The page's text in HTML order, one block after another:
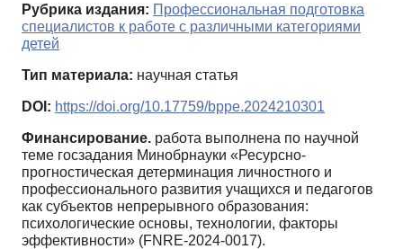
Рубрика издания: Профессиональная подготовка
специалистов к работе с различными категориями
детей
Тип материала: научная статья
DOI: https://doi.org/10.17759/bppe.2024210301
Финансирование. работа выполнена по научной
теме госзадания Минобрнауки «Ресурсно-
прогностическая детерминация личностного и
профессионального развития учащихся и педагогов
как субъектов непрерывного образования:
психологические основы, технологии, факторы
эффективности» (FNRE-2024-0017).